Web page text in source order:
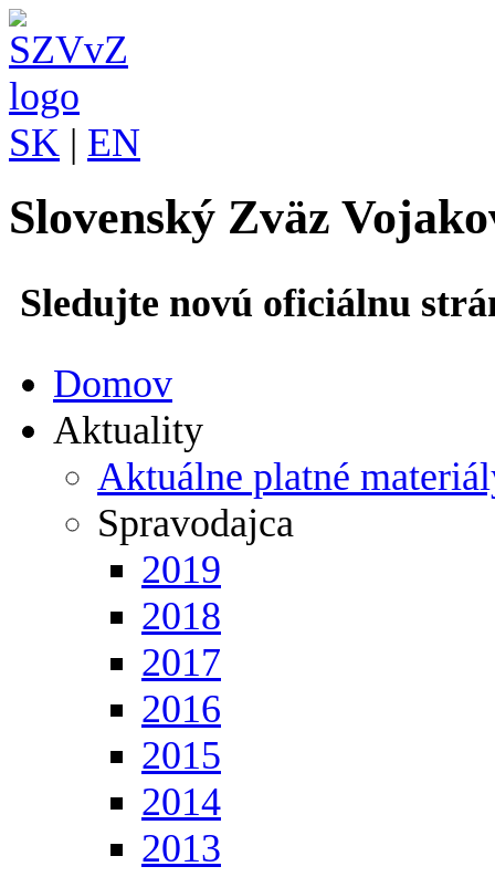
SK | EN
Slovenský Zväz
Sledujte novú oficiálnu
Domov
Aktuality
Aktuálne platné
Spravodajca
2019
2018
2017
2016
2015
2014
2013